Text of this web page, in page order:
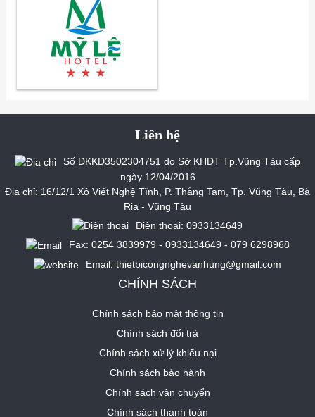
Liên hệ
Số ĐKKD3502304751 do Sở KHĐT Tp.Vũng Tàu cấp
ngày 12/04/2016
Đia chỉ: 16/12/1 Xô Viết Nghệ Tĩnh, P. Thắng Tam, Tp. Vũng Tàu, Bà
Rịa - Vũng Tàu
Điện thoại: 0933134649
Fax: 0254 3839979 - 0933134649 - 079 6298968
Email: thietbicongnghevanhung@gmail.com
CHÍNH SÁCH
Chính sách bảo mật thông tin
Chính sách đổi trả
Chính sách xử lý khiếu nại
Chính sách bảo hành
Chính sách vận chuyển
Chính sách thanh toán